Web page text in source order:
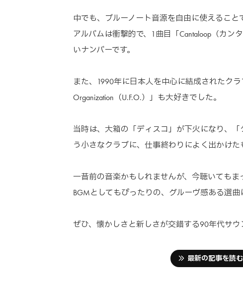
中でも、ブルーノート音源を自由に使えるこ
アルバムは衝撃的で、1曲目「Cantaloop（カ
いナンバーです。
また、1990年に日本人を中心に結成されたクラ
Organization（U.F.O.）」も大好きでした。
当時は、大箱の「ディスコ」が下火になり、
う小さなクラブに、仕事終わりによく出かけた
一昔前の音楽かもしれませんが、今聴いても
BGMとしてもぴったりの、グルーヴ感ある選曲
ぜひ、懐かしさと新しさが交錯する90年代サウ
最新の記事を読む